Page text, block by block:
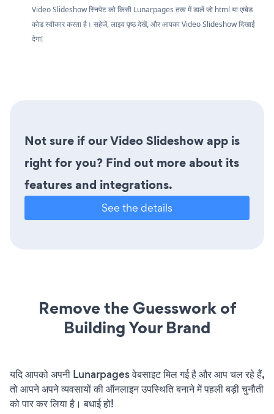
Video Slideshow स्निपेट को किसी Lunarpages तत्व में डालें जो html या एम्बेड
कोड स्वीकार करता है। सहेजें, लाइव पृष्ठ देखें, और आपका Video Slideshow दिखाई
देगा!
Not sure if our Video Slideshow app is
right for you? Find out more about its
features and integrations.
See the details
Remove the Guesswork of
Building Your Brand
यदि आपको अपनी Lunarpages वेबसाइट मिल गई है और आप चल रहे हैं,
तो आपने अपने व्यवसायों की ऑनलाइन उपस्थिति बनाने में पहली बड़ी चुनौती
को पार कर लिया है। बधाई हो!